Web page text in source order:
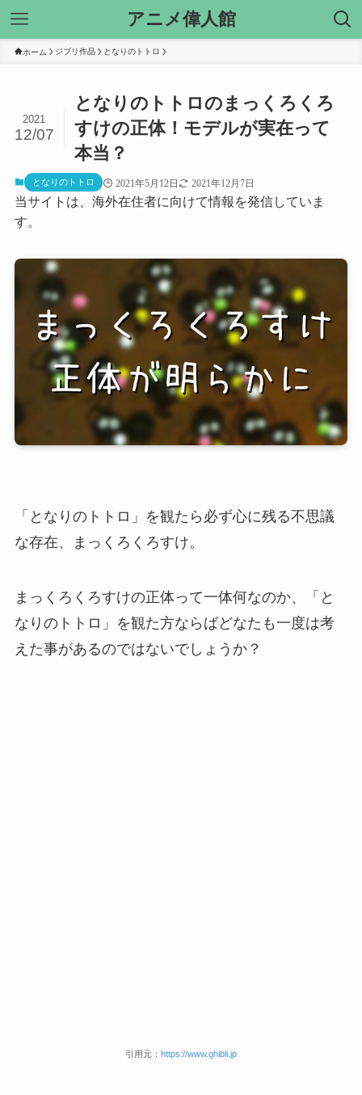
アニメ偉人館
ホーム ジブリ作品 となりのトトロ
となりのトトロのまっくろくろ
すけの正体！モデルが実在って
本当？
2021
12/07
となりのトトロ 2021年5月12日 2021年12月7日
当サイトは、海外在住者に向けて情報を発信していま
す。
「となりのトトロ」を観たら必ず心に残る不思議
な存在、まっくろくろすけ。
まっくろくろすけの正体って一体何なのか、「と
なりのトトロ」を観た方ならばどなたも一度は考
えた事があるのではないでしょうか？
引用元： https://www.ghibli.jp